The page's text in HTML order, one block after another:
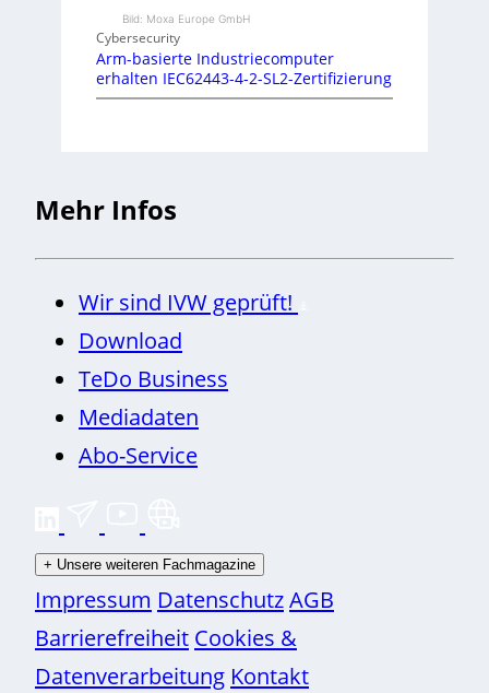
Bild: Moxa Europe GmbH
Cybersecurity
Arm-basierte Industriecomputer
erhalten IEC62443-4-2-SL2-Zertifizierung
Mehr Infos
Wir sind IVW geprüft!
Download
TeDo Business
Mediadaten
Abo-Service
+ Unsere weiteren Fachmagazine
Impressum DatenschutzAGB
Barrierefreiheit Cookies &
Datenverarbeitung Kontakt